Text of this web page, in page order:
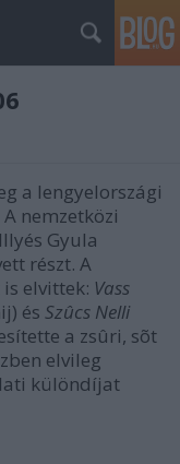
a lengyelországi
A nemzetközi
Gyula
részt. A
elvittek: Vass
és Szûcs Nelli
a zsûri, sõt
elvileg
különdíjat